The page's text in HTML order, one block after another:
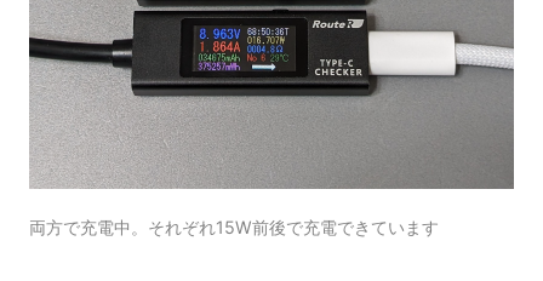
両方で充電中。それぞれ15W前後で充電できています